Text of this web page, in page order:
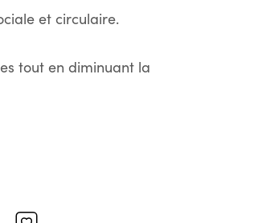
et circulaire.
tout en diminuant la